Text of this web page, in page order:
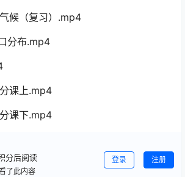
候（复习）.mp4
分布.mp4
课上.mp4
课下.mp4
分后阅读
了此内容
登录 注册